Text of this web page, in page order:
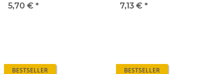
5,70 € *
7,13 € *
BESTSELLER BESTSELLER